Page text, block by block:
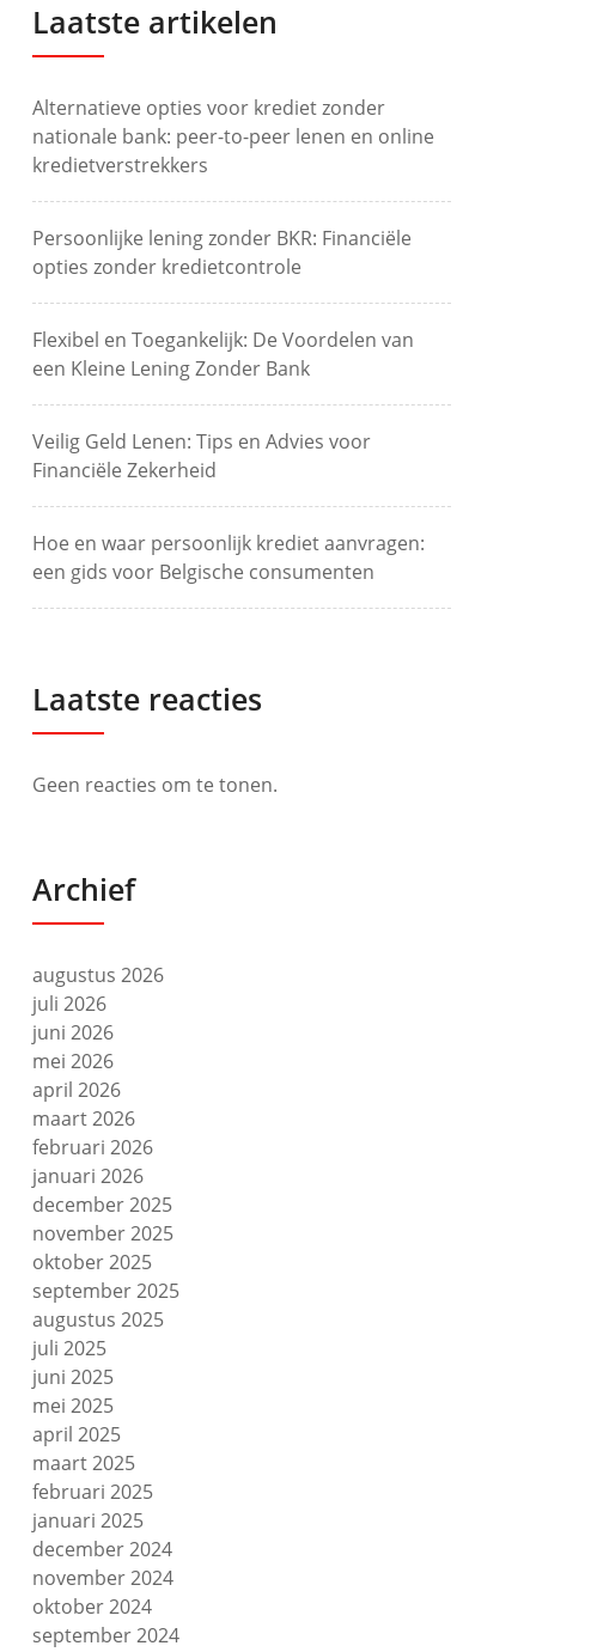
Laatste artikelen
Alternatieve opties voor krediet zonder
nationale bank: peer-to-peer lenen en online
kredietverstrekkers
Persoonlijke lening zonder BKR: Financiële
opties zonder kredietcontrole
Flexibel en Toegankelijk: De Voordelen van
een Kleine Lening Zonder Bank
Veilig Geld Lenen: Tips en Advies voor
Financiële Zekerheid
Hoe en waar persoonlijk krediet aanvragen:
een gids voor Belgische consumenten
Laatste reacties
Geen reacties om te tonen.
Archief
augustus 2026
juli 2026
juni 2026
mei 2026
april 2026
maart 2026
februari 2026
januari 2026
december 2025
november 2025
oktober 2025
september 2025
augustus 2025
juli 2025
juni 2025
mei 2025
april 2025
maart 2025
februari 2025
januari 2025
december 2024
november 2024
oktober 2024
september 2024